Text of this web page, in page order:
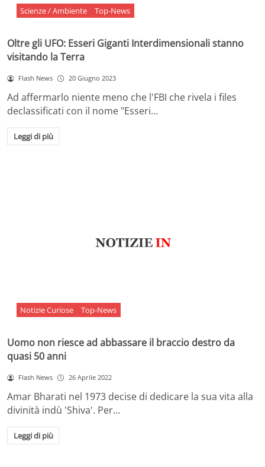
Scienze / Ambiente Top-News
Oltre gli UFO: Esseri Giganti Interdimensionali stanno
visitando la Terra
Flash News 20 Giugno 2023
Ad affermarlo niente meno che l'FBI che rivela i files
declassificati con il nome "Esseri…
Leggi di più
Notizie Curiose Top-News
Uomo non riesce ad abbassare il braccio destro da
quasi 50 anni
Flash News 26 Aprile 2022
Amar Bharati nel 1973 decise di dedicare la sua vita alla
divinità indù 'Shiva'. Per…
Leggi di più